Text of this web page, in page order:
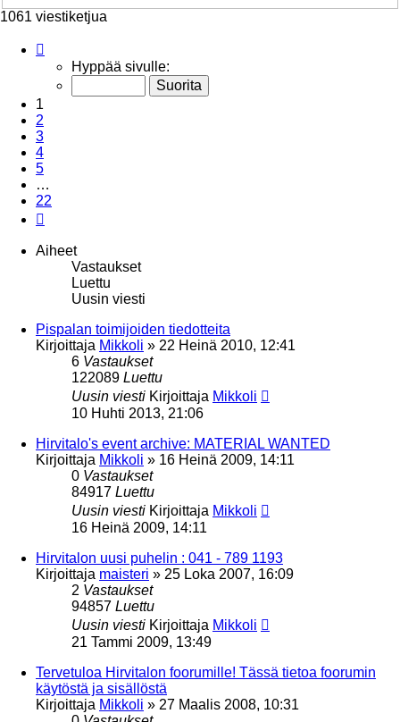
1061 viestiketjua
22 Hyppää sivulle:
1
2
3
4
5
…
22
Aiheet
Vastaukset
Luettu
Uusin viesti
Pispalan toimijoiden tiedotteita
Kirjoittaja Mikkoli » 22 Heinä 2010, 12:41
6 Vastaukset
122089 Luettu
Uusin viesti Kirjoittaja Mikkoli
10 Huhti 2013, 21:06
Hirvitalo's event archive: MATERIAL WANTED
Kirjoittaja Mikkoli » 16 Heinä 2009, 14:11
0 Vastaukset
84917 Luettu
Uusin viesti Kirjoittaja Mikkoli
16 Heinä 2009, 14:11
Hirvitalon uusi puhelin : 041 - 789 1193
Kirjoittaja maisteri » 25 Loka 2007, 16:09
2 Vastaukset
94857 Luettu
Uusin viesti Kirjoittaja Mikkoli
21 Tammi 2009, 13:49
Tervetuloa Hirvitalon foorumille! Tässä tietoa foorumin
käytöstä ja sisällöstä
Kirjoittaja Mikkoli » 27 Maalis 2008, 10:31